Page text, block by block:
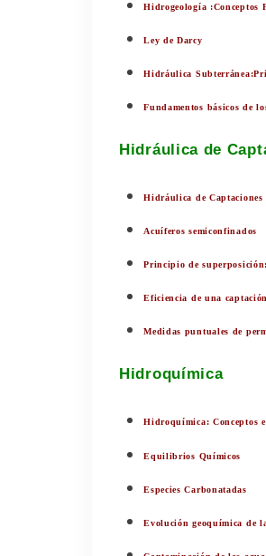
Hidrogeología :Conceptos
Ley de Darcy
Hidráulica
Fundamentos básicos de
Hidráulica de
Hidráulica de Captaciones
Acuíferos semiconfinados
Principio de
Eficiencia de una
Medidas puntuales de
Hidroquímica
Hidroquímica: Conceptos
Equilibrios Químicos
Especies Carbonatadas
Evolución geoquímica de